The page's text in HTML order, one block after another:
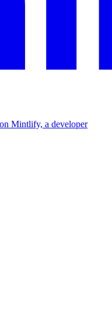
Mintlify, a developer